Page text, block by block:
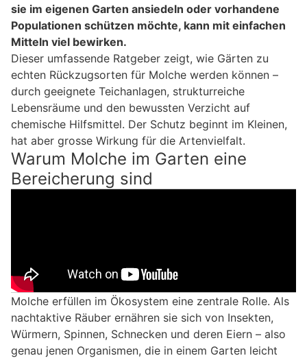
sie im eigenen Garten ansiedeln oder vorhandene
Populationen schützen möchte, kann mit einfachen
Mitteln viel bewirken.
Dieser umfassende Ratgeber zeigt, wie Gärten zu
echten Rückzugsorten für Molche werden können –
durch geeignete Teichanlagen, strukturreiche
Lebensräume und den bewussten Verzicht auf
chemische Hilfsmittel. Der Schutz beginnt im Kleinen,
hat aber grosse Wirkung für die Artenvielfalt.
Warum Molche im Garten eine
Bereicherung sind
Molche erfüllen im Ökosystem eine zentrale Rolle. Als
nachtaktive Räuber ernähren sie sich von Insekten,
Würmern, Spinnen, Schnecken und deren Eiern – also
genau jenen Organismen, die in einem Garten leicht